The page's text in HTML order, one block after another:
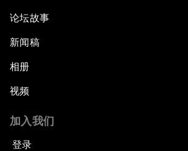
论坛故事
新闻稿
相册
视频
加入我们
登录